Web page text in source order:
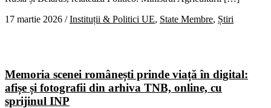
17 martie 2026 /Instituții & Politici UE, State Membre, Știri
Memoria scenei românești prinde viață în digital:
afișe și fotografii din arhiva TNB, online, cu
sprijinul INP